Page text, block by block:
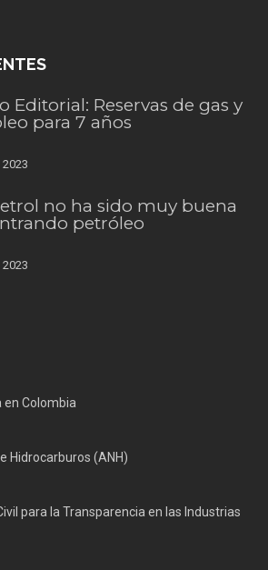
Editorial: Reservas de gas y
para 7 años
no ha sido muy buena
petróleo
en Colombia
Hidrocarburos (ANH)
para la Transparencia en las Industrias